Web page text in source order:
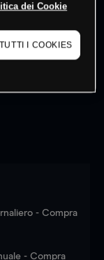
gli ultimi
data
- Compra
- Compra
dei Cookie
I COOKIES